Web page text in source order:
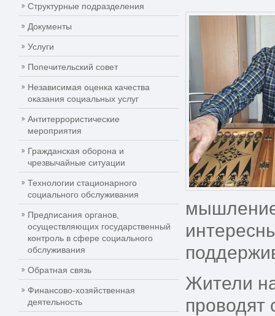
Структурные подразделения
Документы
Услуги
Попечительский совет
Независимая оценка качества
оказания социальных услуг
Антитеррористические
мероприятия
Гражданская оборона и
чрезвычайные ситуации
Технологии стационарного
социального обслуживания
Предписания органов,
осуществляющих государственный
контроль в сфере социального
обслуживания
Обратная связь
Финансово-хозяйственная
деятельность
Жители
проводят